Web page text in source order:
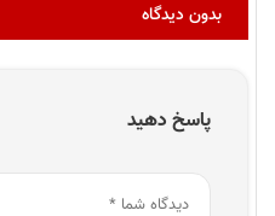
بدون دیدگاه
پاسخ دهید